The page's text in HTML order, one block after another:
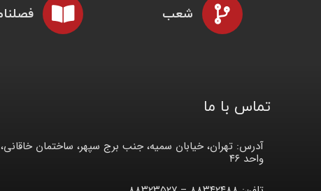
شعب
تماس با ما
آدرس: تهران، خیابان سمیه، جنب برج سپهر، ساختمان
واحد ۴۶